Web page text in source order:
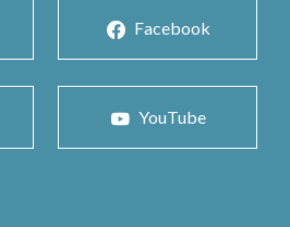
Facebook
YouTube